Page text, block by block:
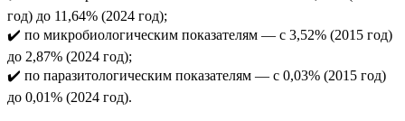
год) до 11,64% (2024 год);
✔️ по микробиологическим показателям — с 3,52% (2015 год)
до 2,87% (2024 год);
✔️ по паразитологическим показателям — с 0,03% (2015 год)
до 0,01% (2024 год).